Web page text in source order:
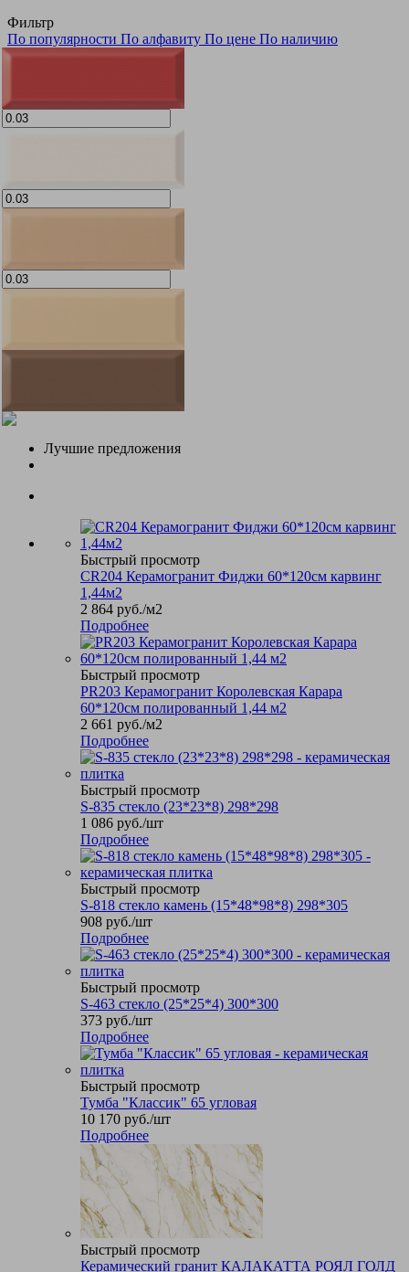
Фильтр
По популярности По алфавиту По цене По наличию
Лучшие предложения
Быстрый просмотр
CR204 Керамогранит Фиджи 60*120см карвинг
1,44м2
2 864 руб./м2
Подробнее
Быстрый просмотр
PR203 Керамогранит Королевская Карара
60*120см полированный 1,44 м2
2 661 руб./м2
Подробнее
Быстрый просмотр
S-835 стекло (23*23*8) 298*298
1 086 руб./шт
Подробнее
Быстрый просмотр
S-818 стекло камень (15*48*98*8) 298*305
908 руб./шт
Подробнее
Быстрый просмотр
S-463 стекло (25*25*4) 300*300
373 руб./шт
Подробнее
Быстрый просмотр
Тумба "Классик" 65 угловая
10 170 руб./шт
Подробнее
Быстрый просмотр
Керамический гранит КАЛАКАТТА РОЯЛ ГОЛД